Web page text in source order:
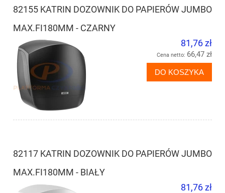
82155 KATRIN DOZOWNIK DO PAPIERÓW JUMBO
MAX.FI180MM - CZARNY
81,76 zł
Cena netto: 66,47 zł
DO KOSZYKA
82117 KATRIN DOZOWNIK DO PAPIERÓW JUMBO
MAX.FI180MM - BIAŁY
81,76 zł